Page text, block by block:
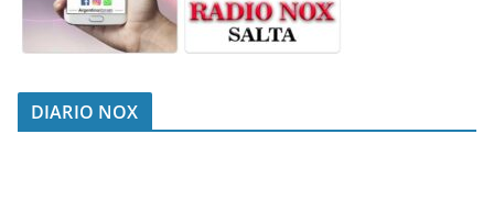
DIARIO NOX